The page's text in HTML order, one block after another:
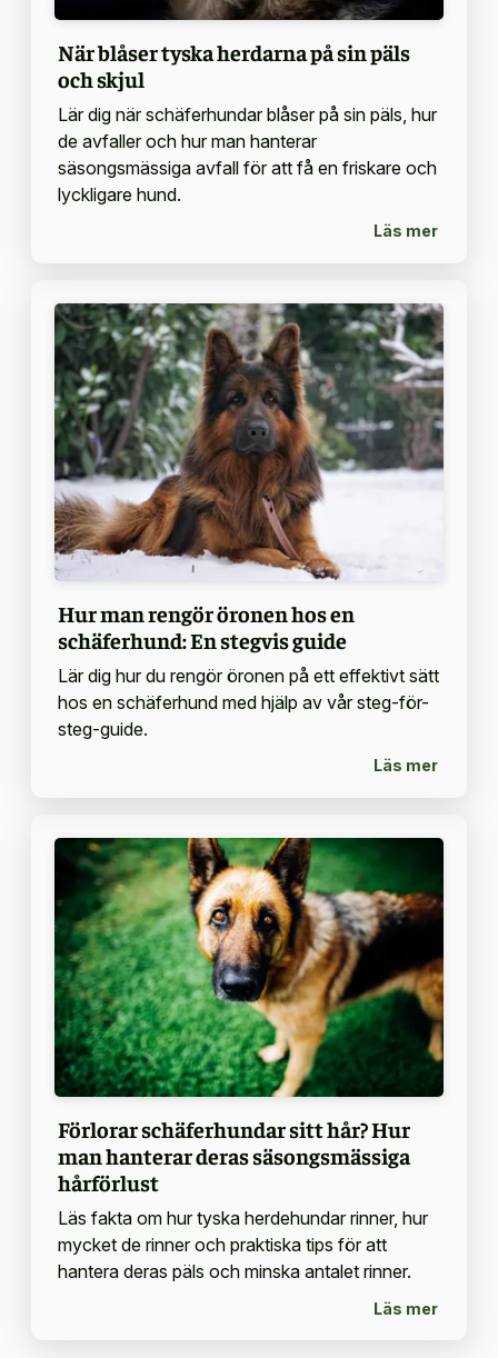
När blåser tyska herdarna på sin päls
och skjul
Lär dig när schäferhundar blåser på sin päls, hur
de avfaller och hur man hanterar
säsongsmässiga avfall för att få en friskare och
lyckligare hund.
Läs mer
Hur man rengör öronen hos en
schäferhund: En stegvis guide
Lär dig hur du rengör öronen på ett effektivt sätt
hos en schäferhund med hjälp av vår steg-för-
steg-guide.
Läs mer
Förlorar schäferhundar sitt hår? Hur
man hanterar deras säsongsmässiga
hårförlust
Läs fakta om hur tyska herdehundar rinner, hur
mycket de rinner och praktiska tips för att
hantera deras päls och minska antalet rinner.
Läs mer